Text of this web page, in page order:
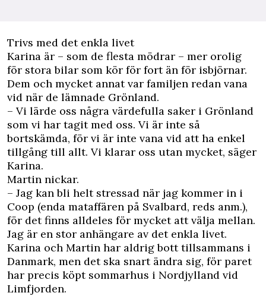
Trivs med det enkla livet
Karina är – som de flesta mödrar – mer orolig
för stora bilar som kör för fort än för isbjörnar.
Dem och mycket annat var familjen redan vana
vid när de lämnade Grönland.
– Vi lärde oss några värdefulla saker i Grönland
som vi har tagit med oss. Vi är inte så
bortskämda, för vi är inte vana vid att ha enkel
tillgång till allt. Vi klarar oss utan mycket, säger
Karina.
Martin nickar.
– Jag kan bli helt stressad när jag kommer in i
Coop (enda mataffären på Svalbard, reds anm.),
för det finns alldeles för mycket att välja mellan.
Jag är en stor anhängare av det enkla livet.
Karina och Martin har aldrig bott tillsammans i
Danmark, men det ska snart ändra sig, för paret
har precis köpt sommarhus i Nordjylland vid
Limfjorden.